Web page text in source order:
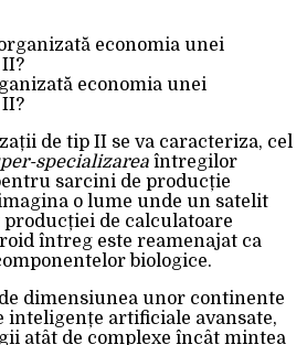
economia unei
de tip II se va caracteriza, cel
specializarea întregilor
sarcini de producție
o lume unde un satelit
producției de calculatoare
întreg este reamenajat ca
biologice.
dimensiunea unor continente
inteligențe artificiale avansate,
atât de complexe încât mintea